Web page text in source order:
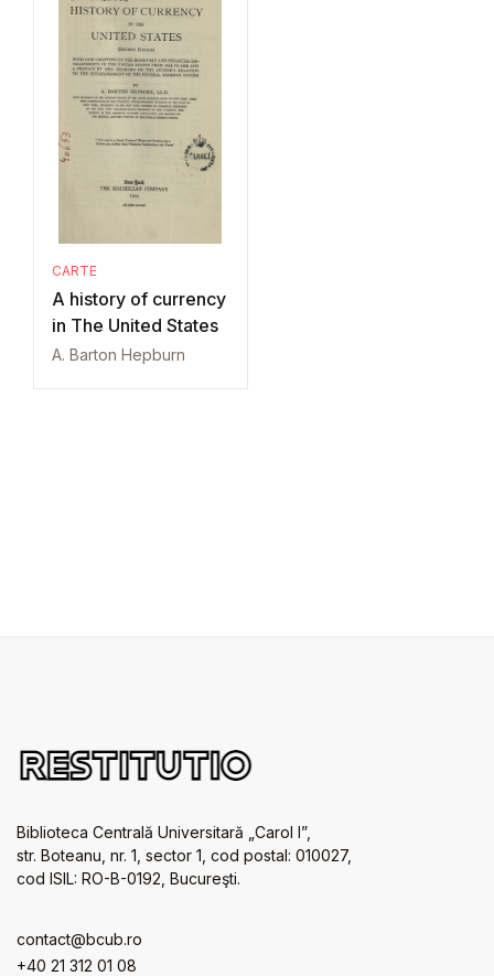
CARTE
A history of currency
in The United States
A. Barton Hepburn
Biblioteca Centrală Universitară „Carol I”,
str. Boteanu, nr. 1, sector 1, cod postal: 010027,
cod ISIL: RO-B-0192, Bucureşti.
contact@bcub.ro
+40 21 312 01 08